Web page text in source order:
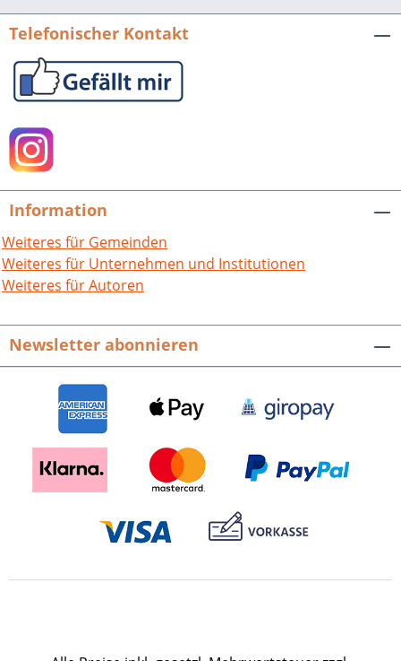
botanischen Gärten der Universität und
verantwortlich. Johann Metzger war
neben Charles de Graimberg ein
Heidelbergs in der ersten Hälfte des 19.
Jahrhunderts und setzte auch in der
linksrheinischen Pfalz vielfältige Akzente.
Seine praktischen Erfahrungen
Publikationen und Fachvorträgen
beispielsweise zum Wein- und
Obstanbau sowie zu ertragreicheren
Getreidesorten einem interessierten
Publikum. Zum Bestseller entwickelten
sich dabei seine populären, in
Dialogform geschriebenen
landwirtschaftlichen Anleitungen. In
gartenkünstlerische und literarische
Werke erstmals kompakt dargestellt. Auf
Porträt einer bedeutenden
Telefonischer Kontakt
Information
Weiteres für Gemeinden
Weiteres für Unternehmen und Institutionen
Weiteres für Autoren
Newsletter abonnieren